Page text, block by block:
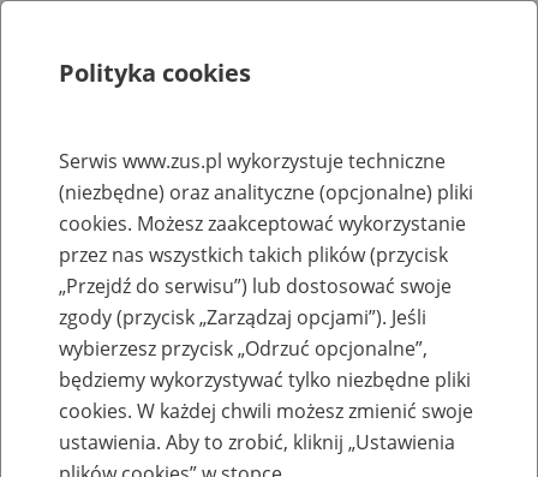
Rejestry, ewidencje i archiwa
Baza zlikwidowanych lub
przekształconych zakładów pracy
Nazwa zakładu pracy:
Polityka cookies
Serwis www.zus.pl wykorzystuje techniczne
(niezbędne) oraz analityczne (opcjonalne) pliki
cookies. Możesz zaakceptować wykorzystanie
przez nas wszystkich takich plików (przycisk
„Przejdź do serwisu”) lub dostosować swoje
zgody (przycisk „Zarządzaj opcjami”). Jeśli
wybierzesz przycisk „Odrzuć opcjonalne”,
będziemy wykorzystywać tylko niezbędne pliki
cookies. W każdej chwili możesz zmienić swoje
ustawienia. Aby to zrobić, kliknij „Ustawienia